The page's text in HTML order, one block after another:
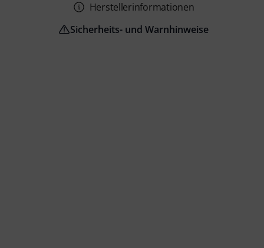
Herstellerinformationen
Sicherheits- und Warnhinweise